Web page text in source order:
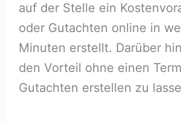
auf der Stelle ein
oder Gutachten online in
Minuten erstellt. Darüber
den Vorteil ohne einen
Gutachten erstellen zu